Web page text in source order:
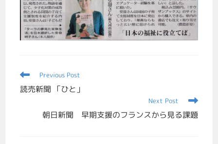
Previous Post
読売新聞 「ひと」
Next Post
朝日新聞 早期支援のフランスから見る課題